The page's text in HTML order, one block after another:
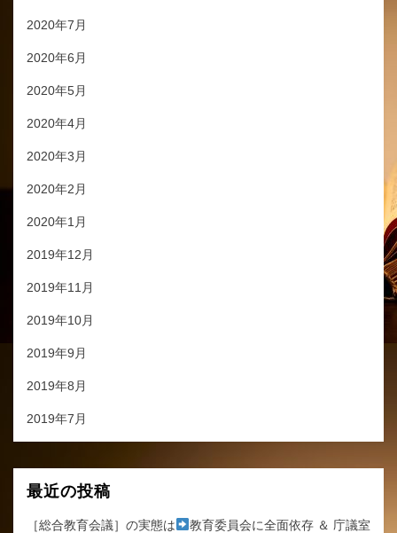
2020年7月
2020年6月
2020年5月
2020年4月
2020年3月
2020年2月
2020年1月
2019年12月
2019年11月
2019年10月
2019年9月
2019年8月
2019年7月
最近の投稿
［総合教育会議］の実態は
教育委員会に全面依存 ＆ 庁議室